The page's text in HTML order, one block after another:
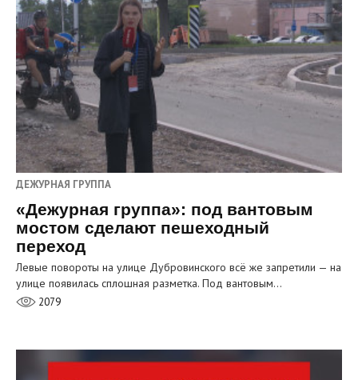
ДЕЖУРНАЯ ГРУППА
«Дежурная группа»: под вантовым
мостом сделают пешеходный
переход
Левые повороты на улице Дубровинского всё же запретили — на
улице появилась сплошная разметка. Под вантовым…
2079